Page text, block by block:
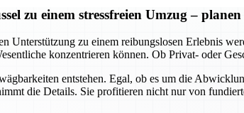
zu einem stressfreien Umzug –
Unterstützung zu einem reibungslosen Erlebnis
konzentrieren können. Ob Privat- oder
entstehen. Egal, ob es um die
die Details. Sie profitieren nicht nur von